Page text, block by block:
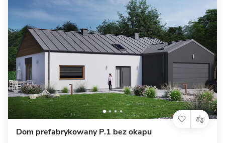
Dom prefabrykowany P.1 bez okapu